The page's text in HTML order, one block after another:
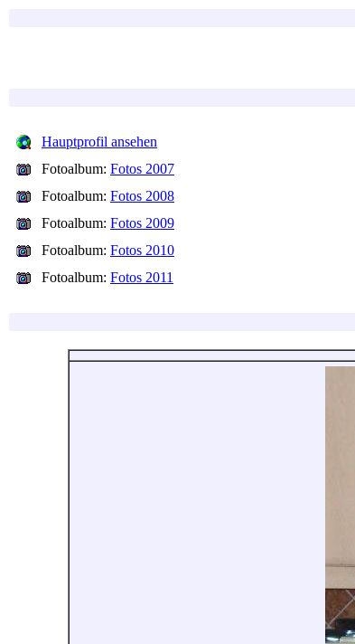
Hauptprofil ansehen
Fotoalbum: Fotos 2007
Fotoalbum: Fotos 2008
Fotoalbum: Fotos 2009
Fotoalbum: Fotos 2010
Fotoalbum: Fotos 2011